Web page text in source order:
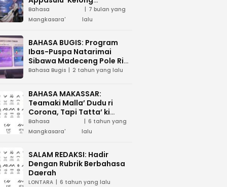
Mangkasara’ “Teai Jodota”
na “Tepo’ Jarung”
Bahasa
Mangkasara'
7 bulan yang
lalu
BAHASA BUGIS: Program
Ibas-Puspa Natarimai
Sibawa Madeceng Pole Ri
Tau Maega e Ri Luwu Timur
Bahasa Bugis 2 tahun yang lalu
BAHASA MAKASSAR:
Teamaki Malla’ Dudu ri
Corona, Tapi Tatta’ ki
Waspada
Bahasa
Mangkasara'
6 tahun yang
lalu
SALAM REDAKSI: Hadir
Dengan Rubrik Berbahasa
Daerah
LONTARA 6 tahun yang lalu